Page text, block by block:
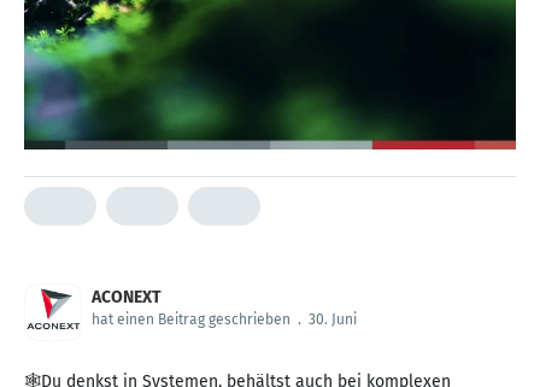
ACONEXT
hat einen Beitrag geschrieben . 30. Juni
🕸️Du denkst in Systemen, behältst auch bei komplexen